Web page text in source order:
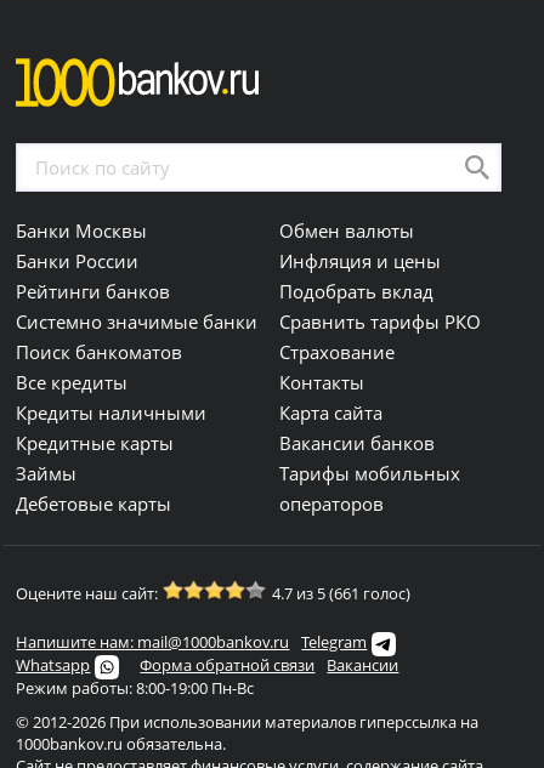
Банки Москвы
Банки России
Рейтинги банков
Системно значимые банки
Поиск банкоматов
Все кредиты
Кредиты наличными
Кредитные карты
Займы
Дебетовые карты
Обмен валюты
Инфляция и цены
Подобрать вклад
Сравнить тарифы РКО
Страхование
Контакты
Карта сайта
Вакансии банков
Тарифы мобильных
операторов
Оцените наш сайт: 4.7 из 5 (661 голос)
Напишите нам: mail@1000bankov.ru
Telegram
Whatsapp
Форма обратной связи
Вакансии
Режим работы: 8:00-19:00 Пн-Вс
© 2012-2026 При использовании материалов гиперссылка на
1000bankov.ru обязательна.